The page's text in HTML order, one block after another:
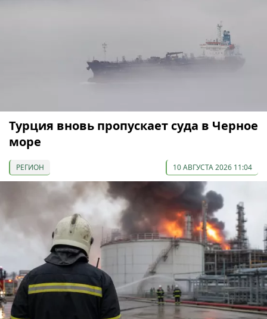
Турция вновь пропускает суда в Черное
море
РЕГИОН 10 АВГУСТА 2026 11:04